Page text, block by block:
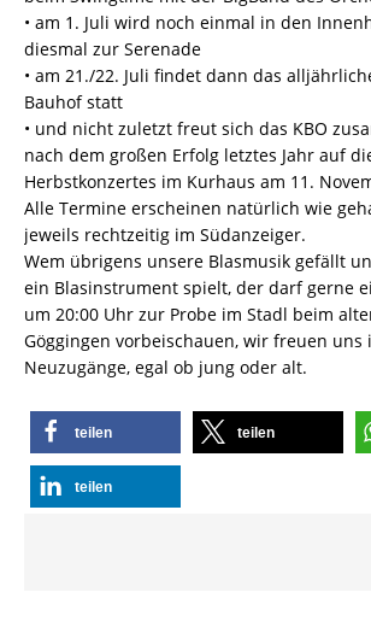
• am 1. Juli wird noch einmal in den
diesmal zur Serenade
• am 21./22. Juli findet dann das
Bauhof statt
• und nicht zuletzt freut sich das KBO
nach dem großen Erfolg letztes Jahr auf
Herbstkonzertes im Kurhaus am 11.
Alle Termine erscheinen natürlich wie
jeweils rechtzeitig im Südanzeiger.
Wem übrigens unsere Blasmusik gefällt
ein Blasinstrument spielt, der darf gerne
um 20:00 Uhr zur Probe im Stadl beim
Göggingen vorbeischauen, wir freuen uns
Neuzugänge, egal ob jung oder alt.
teilen teilen
teilen